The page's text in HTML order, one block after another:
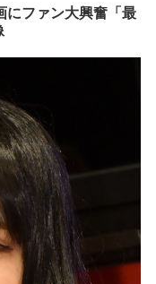
スポーツ
ショッピング
にファン大興奮「最